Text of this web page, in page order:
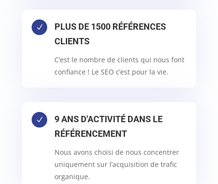
N
PLUS DE 1500 RÉFÉRENCES
CLIENTS
C’est le nombre de clients qui nous font
confiance ! Le SEO c’est pour la vie.
N
9 ANS D'ACTIVITÉ DANS LE
RÉFÉRENCEMENT
Nous avons choisi de nous concentrer
uniquement sur l’acquisition de trafic
organique.